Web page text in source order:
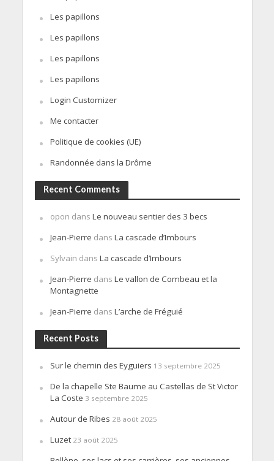
Les papillons
Les papillons
Les papillons
Les papillons
Login Customizer
Me contacter
Politique de cookies (UE)
Randonnée dans la Drôme
Recent Comments
opon dans Le nouveau sentier des 3 becs
Jean-Pierre dans La cascade d’Imbours
Sylvain dans La cascade d’Imbours
Jean-Pierre dans Le vallon de Combeau et la
Montagnette
Jean-Pierre dans L’arche de Fréguié
Recent Posts
Sur le chemin des Eyguiers 13 septembre 2025
De la chapelle Ste Baume au Castellas de St Victor
La Coste 3 septembre 2025
Autour de Ribes 28 août 2025
Luzet 23 août 2025